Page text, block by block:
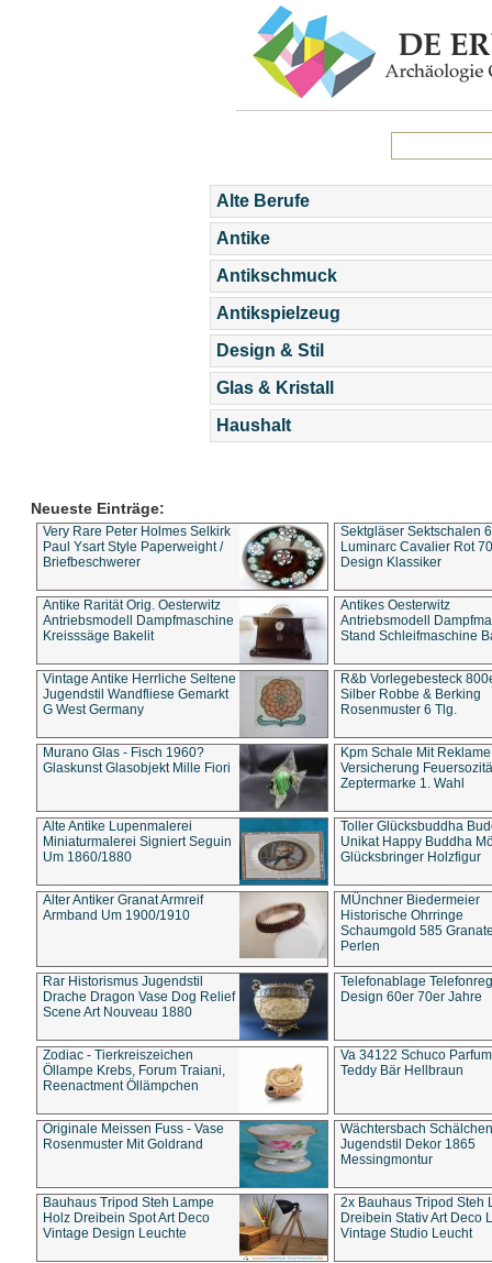
Alte Berufe
Antike
Antikschmuck
Antikspielzeug
Design & Stil
Glas & Kristall
Haushalt
Neueste Einträge:
Very Rare Peter Holmes Selkirk
Paul Ysart Style Paperweight /
Briefbeschwerer
Sektgläser Sektschalen
Luminarc Cavalier Rot
Design Klassiker
Antike Rarität Orig. Oesterwitz
Antriebsmodell Dampfmaschine
Kreisssäge Bakelit
Antikes Oesterwitz
Antriebsmodell
Stand Schleifmaschine
Vintage Antike Herrliche Seltene
Jugendstil Wandfliese Gemarkt
G West Germany
R&b Vorlegebesteck
Silber Robbe & Berking
Rosenmuster 6 Tlg.
Murano Glas - Fisch 1960?
Glaskunst Glasobjekt Mille Fiori
Kpm Schale Mit Reklame
Versicherung
Zeptermarke 1. Wahl
Alte Antike Lupenmalerei
Miniaturmalerei Signiert Seguin
Um 1860/1880
Toller Glücksbuddha
Unikat Happy Buddha
Glücksbringer Holzfigur
Alter Antiker Granat Armreif
Armband Um 1900/1910
MÜnchner Biedermeier
Historische Ohrringe
Schaumgold 585
Perlen
Rar Historismus Jugendstil
Drache Dragon Vase Dog Relief
Scene Art Nouveau 1880
Telefonablage
Design 60er 70er Jahre
Zodiac - Tierkreiszeichen
Öllampe Krebs, Forum Traiani,
Reenactment Öllämpchen
Va 34122 Schuco
Teddy Bär Hellbraun
Originale Meissen Fuss - Vase
Rosenmuster Mit Goldrand
Wächtersbach Schälchen
Jugendstil Dekor 1865
Messingmontur
Bauhaus Tripod Steh Lampe
Holz Dreibein Spot Art Deco
Vintage Design Leuchte
2x Bauhaus Tripod Steh
Dreibein Stativ Art Deco
Vintage Studio Leucht